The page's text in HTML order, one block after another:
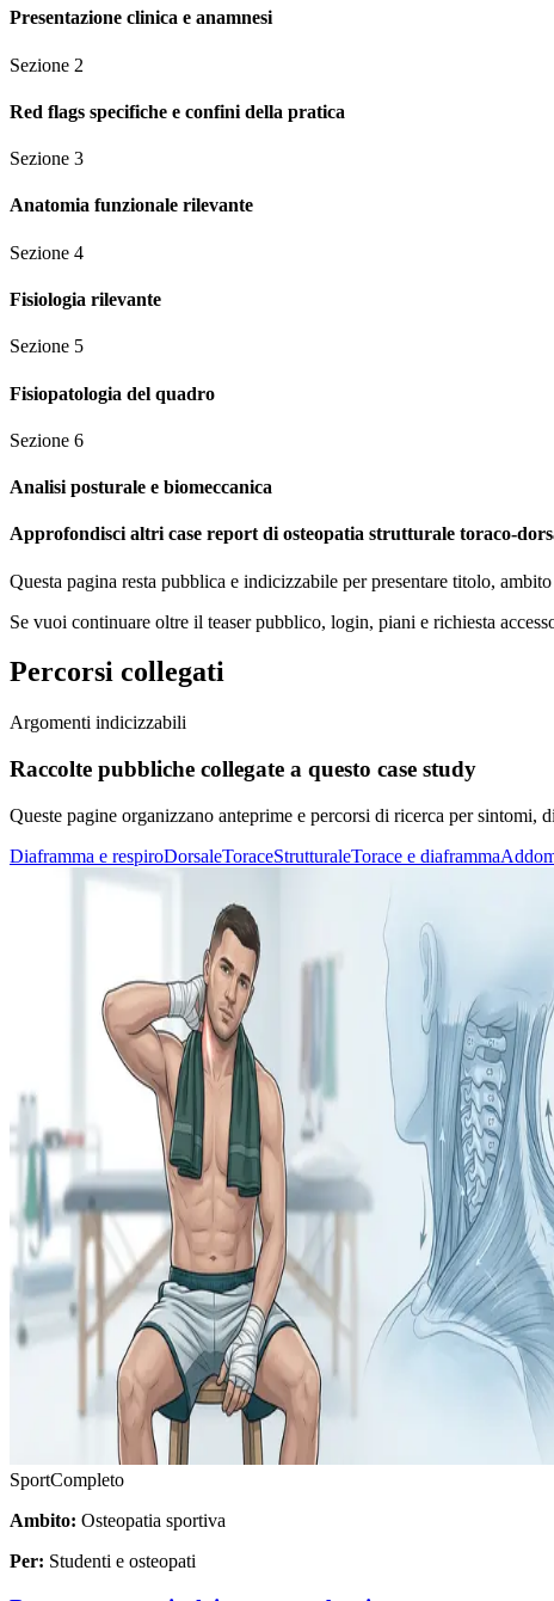
Presentazione clinica e anamnesi
Sezione 2
Red flags specifiche e confini della pratica
Sezione 3
Anatomia funzionale rilevante
Sezione 4
Fisiologia rilevante
Sezione 5
Fisiopatologia del quadro
Sezione 6
Analisi posturale e biomeccanica
Approfondisci altri case report di osteopatia strutturale toraco-
Questa pagina resta pubblica e indicizzabile per presentare titolo,
Se vuoi continuare oltre il teaser pubblico, login, piani e richiesta
Percorsi collegati
Argomenti indicizzabili
Raccolte pubbliche collegate a questo case study
Queste pagine organizzano anteprime e percorsi di ricerca per
Diaframma e respiroDorsaleToraceStrutturaleTorace e diaframma
SportCompleto
Ambito: Osteopatia sportiva
Per: Studenti e osteopati